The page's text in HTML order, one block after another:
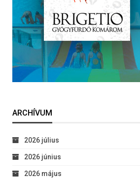
ARCHÍVUM
2026 július
2026 június
2026 május